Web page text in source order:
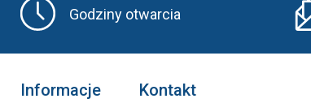
Godziny otwarcia
Informacje Kontakt